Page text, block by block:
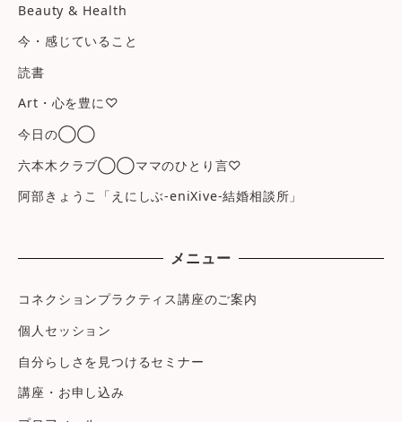
Beauty & Health
今・感じていること
読書
Art・心を豊に♡
今日の◯◯
六本木クラブ◯◯ママのひとり言♡
阿部きょうこ「えにしぶ-eniXive-結婚相談所」
メニュー
コネクションプラクティス講座のご案内
個人セッション
自分らしさを見つけるセミナー
講座・お申し込み